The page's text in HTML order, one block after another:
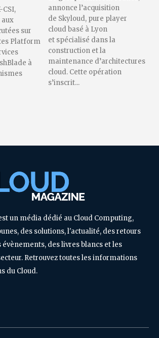
CSI,
sur
Platform
à
annonce l’acquisition
de Skyloud, pure player
cloud basé à Lyon
et spécialisé dans la
construction et la
maintenance d’architectures
cloud. Cette opération
s’inscrit...
un média dédié au Cloud Computing,
des solutions, l'actualité, des retours
des livres blancs et les
Retrouvez toutes les informations
du Cloud.